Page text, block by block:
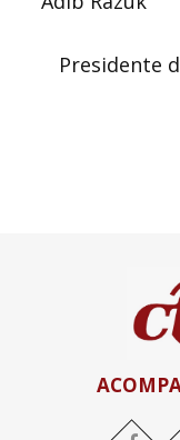
Presidente